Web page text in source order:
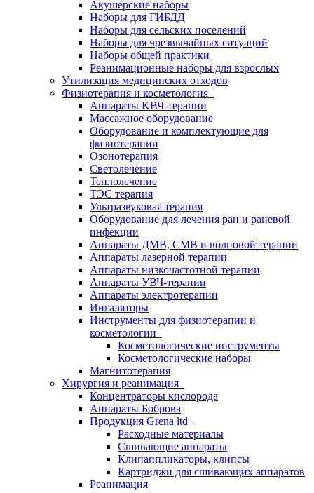
Акушерские наборы
Наборы для ГИБДД
Наборы для сельских поселений
Наборы для чрезвычайных ситуаций
Наборы общей практики
Реанимационные наборы для взрослых
Утилизация медицинских отходов
Физиотерапия и косметология
Аппараты KВЧ-терапии
Массажное оборудование
Оборудование и комплектующие для
физиотерапии
Озонотерапия
Светолечение
Теплолечение
ТЭС терапия
Ультразвуковая терапия
Оборудование для лечения ран и раневой
инфекции
Аппараты ДМВ, СМВ и волновой терапии
Аппараты лазерной терапии
Аппараты низкочастотной терапии
Аппараты УВЧ-терапии
Аппараты электротерапии
Ингаляторы
Инструменты для физиотерапии и
косметологии
Косметологические инструменты
Косметологические наборы
Магнитотерапия
Хирургия и реанимация
Концентраторы кислорода
Аппараты Боброва
Продукция Grena ltd
Расходные материалы
Сшивающие аппараты
Клипаппликаторы, клипсы
Картриджи для сшивающих аппаратов
Реанимация